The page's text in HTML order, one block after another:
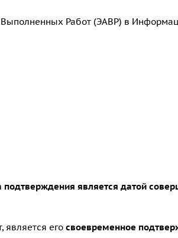
Работ (ЭАВР) в
подтверждения является датой
его своевременное